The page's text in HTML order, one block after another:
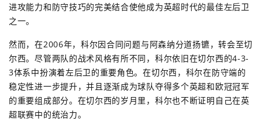
进攻能力和防守技巧的完美结合使他成为英超时代的最佳左后卫
之一。
然而，在2006年，科尔因合同问题与阿森纳分道扬镳，转会至切
尔西。尽管两队的战术风格有所不同，科尔依旧在切尔西的4-3-
3体系中扮演着左后卫的重要角色。在切尔西，科尔在防守端的
稳定性进一步提升，并且逐渐成为球队夺得多个英超和欧冠冠军
的重要组成部分。在切尔西的岁月里，科尔也不断证明自己在英
超联赛中的统治力。